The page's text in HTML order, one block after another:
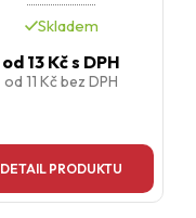
Skladem
od 13 Kčs DPH
od 11 Kčbez DPH
DETAIL PRODUKTU